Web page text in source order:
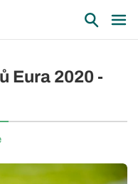
Eura 2020 -